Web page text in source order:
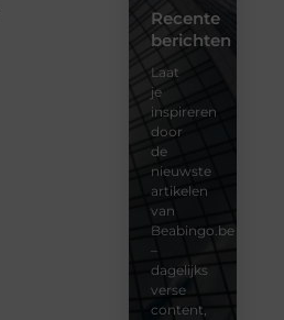
Recente
berichten
Laat
je
inspireren
door
de
nieuwste
artikelen
van
Beabingo.be
–
dagelijks
verse
content,